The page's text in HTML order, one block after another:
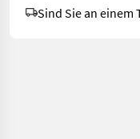
Sind Sie an einem